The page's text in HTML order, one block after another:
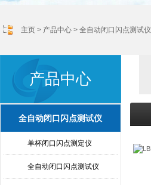
主页 > 产品中心 > 全自动闭口闪点测试仪
产品中心
全自动闭口闪点测试仪
单杯闭口闪点测定仪
全自动闭口闪点测试仪